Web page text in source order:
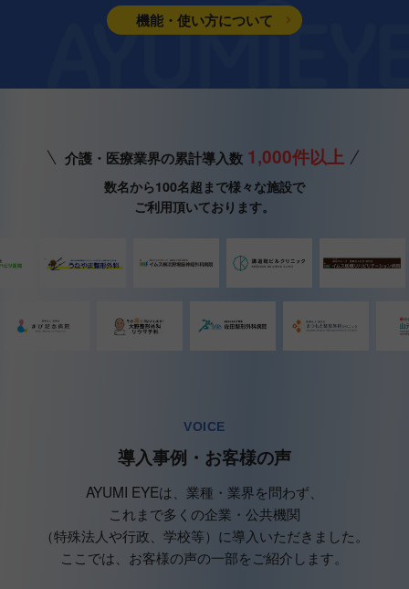
機能・使い方について
介護・医療業界の累計導入数 1,000件以上
数名から100名超まで様々な施設で
ご利用頂いております。
VOICE
導入事例・お客様の声
AYUMI EYEは、業種・業界を問わず、
これまで多くの企業・公共機関
（特殊法人や行政、学校等）に導入いただきました。
ここでは、お客様の声の一部をご紹介します。